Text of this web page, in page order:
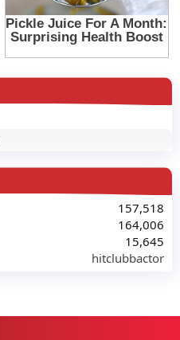
157,518
164,006
15,645
hitclubbactor